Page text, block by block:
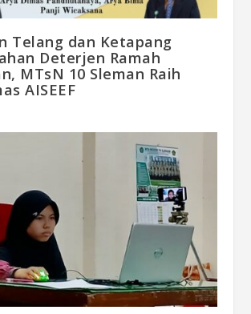
Telang dan Ketapang
Deterjen Ramah
MTsN 10 Sleman Raih
AISEEF